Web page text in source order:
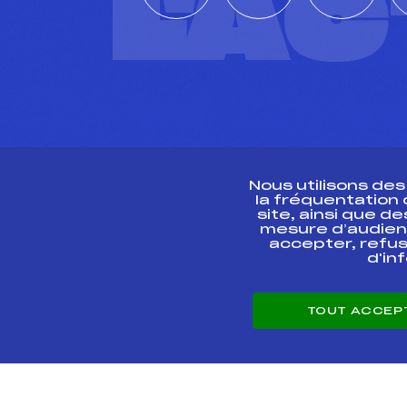
ESPACE PRESSE
Nous utilisons
la fréquentation
site, ainsi que
mesure
accepter,
TOUT